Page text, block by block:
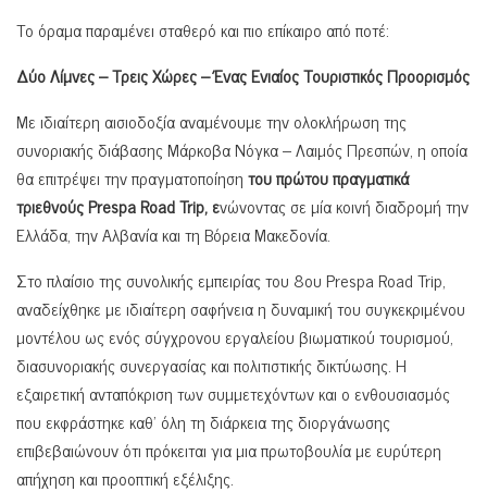
Το όραμα παραμένει σταθερό και πιο επίκαιρο από ποτέ:
Δύο Λίμνες – Τρεις Χώρες – Ένας Ενιαίος Τουριστικός Προορισμός
Με ιδιαίτερη αισιοδοξία αναμένουμε την ολοκλήρωση της
συνοριακής διάβασης Μάρκοβα Νόγκα – Λαιμός Πρεσπών, η οποία
θα επιτρέψει την πραγματοποίησητου πρώτου πραγματικά
τριεθνούς Prespa Road Trip, ενώνοντας σε μία κοινή διαδρομή την
Ελλάδα, την Αλβανία και τη Βόρεια Μακεδονία.
Στο πλαίσιο της συνολικής εμπειρίας του 8ου Prespa Road Trip,
αναδείχθηκε με ιδιαίτερη σαφήνεια η δυναμική του συγκεκριμένου
μοντέλου ως ενός σύγχρονου εργαλείου βιωματικού τουρισμού,
διασυνοριακής συνεργασίας και πολιτιστικής δικτύωσης. Η
εξαιρετική ανταπόκριση των συμμετεχόντων και ο ενθουσιασμός
που εκφράστηκε καθ’ όλη τη διάρκεια της διοργάνωσης
επιβεβαιώνουν ότι πρόκειται για μια πρωτοβουλία με ευρύτερη
απήχηση και προοπτική εξέλιξης.